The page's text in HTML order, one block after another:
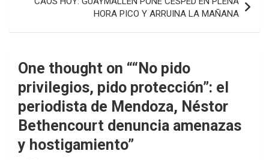
HORA PICO Y ARRUINA LA MAÑANA
One thought on ““No pido
privilegios, pido protección”: el
periodista de Mendoza, Néstor
Bethencourt denuncia amenazas
y hostigamiento”